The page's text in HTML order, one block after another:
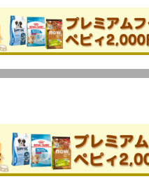
ブリーダー